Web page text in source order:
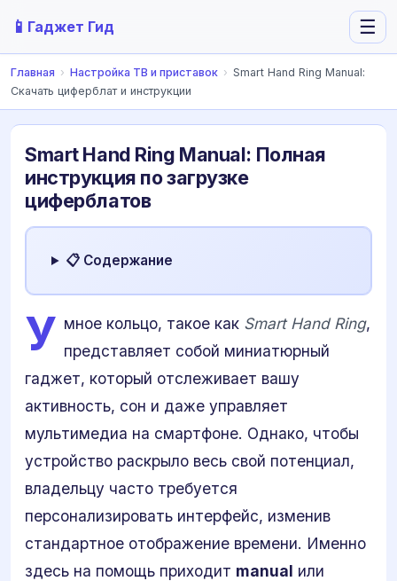
📱 Гаджет Гид ☰
Главная › Настройка ТВ и приставок › Smart Hand Ring Manual:
Скачать циферблат и инструкции
Smart Hand Ring Manual: Полная
инструкция по загрузке
циферблатов
📋 Содержание
У мное кольцо, такое как Smart Hand Ring,
представляет собой миниатюрный
гаджет, который отслеживает вашу
активность, сон и даже управляет
мультимедиа на смартфоне. Однако, чтобы
устройство раскрыло весь свой потенциал,
владельцу часто требуется
персонализировать интерфейс, изменив
стандартное отображение времени. Именно
здесь на помощь приходит manual или